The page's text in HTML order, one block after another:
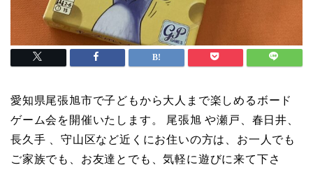
愛知県尾張旭市で子どもから大人まで楽しめるボード
ゲーム会を開催いたします。 尾張旭 や瀬戸、春日井、
長久手 、守山区など近くにお住いの方は、お一人でも
ご家族でも、お友達とでも、気軽に遊びに来て下さ